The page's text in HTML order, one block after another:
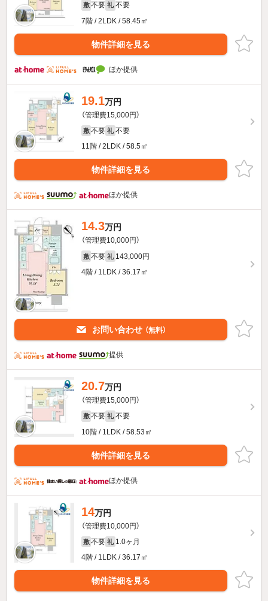
敷 不要 礼 不要
7階 / 2LDK / 58.45㎡
物件詳細を見る
ほか提供
19.1万円
（管理費15,000円）
敷 不要 礼 不要
11階 / 2LDK / 58.5㎡
物件詳細を見る
ほか提供
14.3万円
（管理費10,000円）
敷 不要 礼 143,000円
4階 / 1LDK / 36.17㎡
お問い合わせ （無料）
提供
20.7万円
（管理費15,000円）
敷 不要 礼 不要
10階 / 1LDK / 58.53㎡
物件詳細を見る
ほか提供
14万円
（管理費10,000円）
敷 不要 礼 1.0ヶ月
4階 / 1LDK / 36.17㎡
物件詳細を見る